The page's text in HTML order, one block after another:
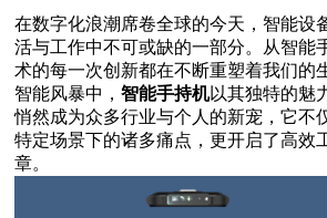
在数字化浪潮席卷全球的今天，智能设
活与工作中不可或缺的一部分。从智能
术的每一次创新都在不断重塑着我们的
智能风暴中，智能手持机以其独特的魅
悄然成为众多行业与个人的新宠，它不
特定场景下的诸多痛点，更开启了高效
章。